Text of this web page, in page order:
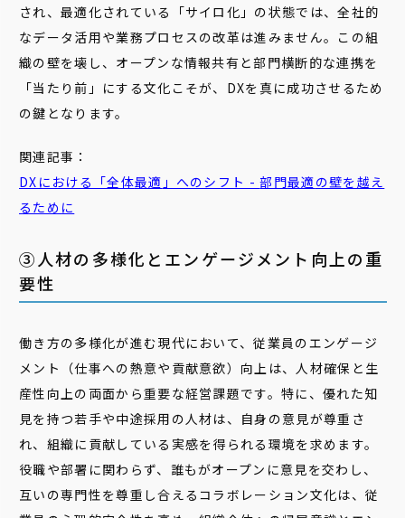
され、最適化されている「サイロ化」の状態では、全社的
なデータ活用や業務プロセスの改革は進みません。この組
織の壁を壊し、オープンな情報共有と部門横断的な連携を
「当たり前」にする文化こそが、DXを真に成功させるため
の鍵となります。
関連記事：
DXにおける「全体最適 」へのシフト -部門最適の壁を越え
るために
③人材の多様化とエンゲージメント向上の重
要性
働き方の多様化が進む現代において、従業員のエンゲージ
メント（仕事への熱意や貢献意欲）向上は、人材確保と生
産性向上の両面から重要な経営課題です。特に、優れた知
見を持つ若手や中途採用の人材は、自身の意見が尊重さ
れ、組織に貢献している実感を得られる環境を求めます。
役職や部署に関わらず、誰もがオープンに意見を交わし、
互いの専門性を尊重し合えるコラボレーション文化は、従